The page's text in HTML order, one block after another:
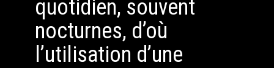
quotidien, souvent
nocturnes, d’où
l’utilisation d’une